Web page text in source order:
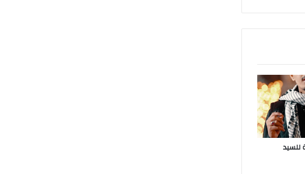
للسيد